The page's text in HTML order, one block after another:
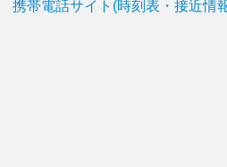
携帯電話サイト(時刻表・接近情